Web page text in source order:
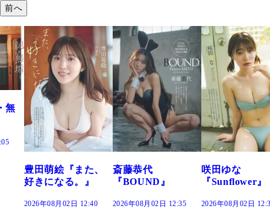
前へ
た、
斎藤恭代
『BOUND』
2026年08月02日 12:35
咲田ゆな
『Sunflower』
2026年08月02日 12:30
藤水咲桜『
だまり』
2026年08月02日